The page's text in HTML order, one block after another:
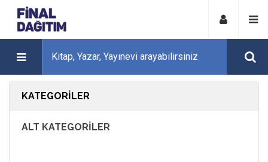
KATEGORILER
ALT KATEGORILER